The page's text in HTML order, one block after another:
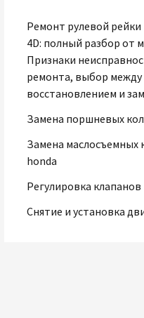
Ремонт рулевой рейки
4D: полный разбор от
Признаки
ремонта, выбор между
восстановлением и
Замена поршневых
Замена маслосъемных
honda
Регулировка клапанов
Снятие и установка